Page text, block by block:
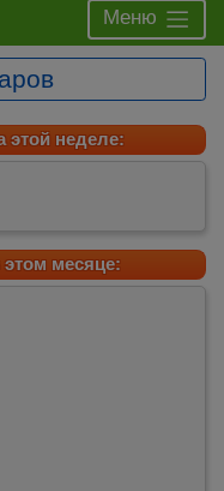
Меню
этой неделе:
месяце: